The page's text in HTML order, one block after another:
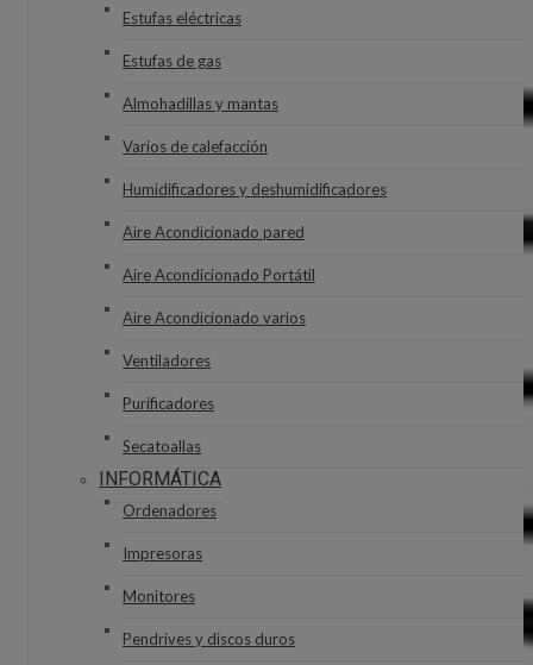
Estufas eléctricas
Estufas de gas
Almohadillas y mantas
Varios de calefacción
Humidificadores y deshumidificadores
Aire Acondicionado pared
Aire Acondicionado Portátil
Aire Acondicionado varios
Ventiladores
Purificadores
Secatoallas
INFORMÁTICA
Ordenadores
Impresoras
Monitores
Pendrives y discos duros